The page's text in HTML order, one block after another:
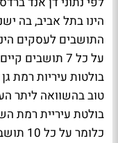
על כל 7
בולטות עיריות רמת
טוב בהשוואה ליתר
כלומר על כל 10 תושבים קיים עסק אחד.